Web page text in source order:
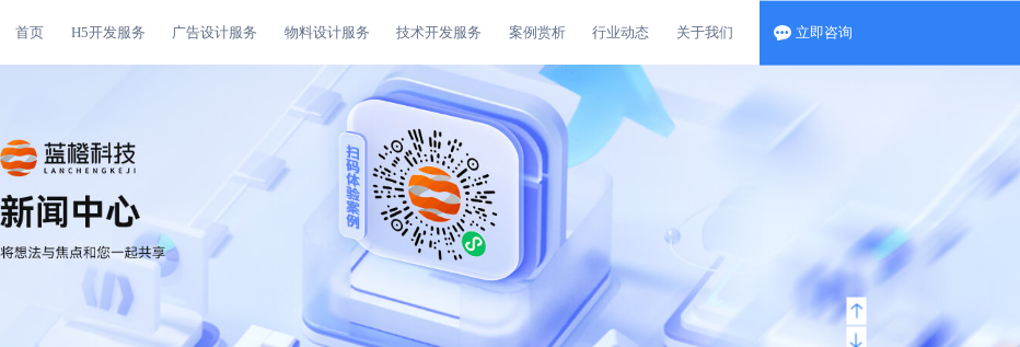
首页 H5开发服务 广告设计服务 物料设计服务 技术开发服务 案例赏析 行业动态 关于我们 立即咨询